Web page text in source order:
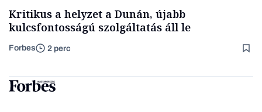
Kritikus a helyzet a Dunán, újabb
kulcsfontosságú szolgáltatás áll le
Forbes 2 perc